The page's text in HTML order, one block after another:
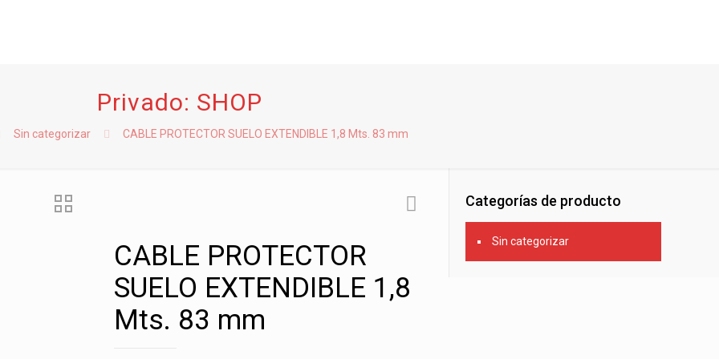
Privado: SHOP
Sin categorizar CABLE PROTECTOR SUELO EXTENDIBLE 1,8 Mts. 83 mm
CABLE PROTECTOR
SUELO EXTENDIBLE 1,8
Mts. 83 mm
Categorías de producto
Sin categorizar